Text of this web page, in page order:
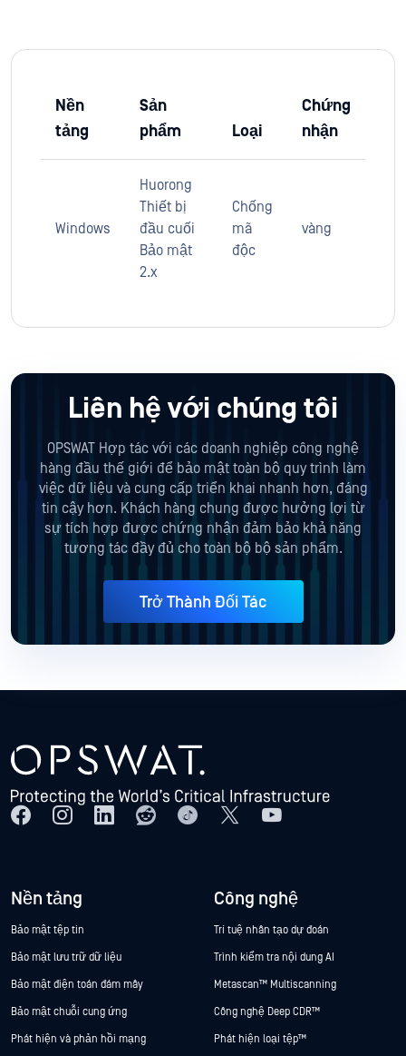
Nền
tảng
Sản
phẩm
Loại
Chứng
nhận
Windows
Huorong
Thiết bị
đầu cuối
Bảo mật
2.x
Chống
mã
độc
vàng
Liên hệ với chúng tôi
OPSWAT Hợp tác với các doanh nghiệp công nghệ
hàng đầu thế giới để bảo mật toàn bộ quy trình làm
việc dữ liệu và cung cấp triển khai nhanh hơn, đáng
tin cậy hơn. Khách hàng chung được hưởng lợi từ
sự tích hợp được chứng nhận đảm bảo khả năng
tương tác đầy đủ cho toàn bộ bộ sản phẩm.
Trở Thành Đối Tác
Nền tảng
Bảo mật tệp tin
Bảo mật lưu trữ dữ liệu
Bảo mật điện toán đám mây
Bảo mật chuỗi cung ứng
Phát hiện và phản hồi mạng
Công nghệ
Trí tuệ nhân tạo dự đoán
Trình kiểm tra nội dung AI
Metascan™ Multiscanning
Công nghệ Deep CDR™
Phát hiện loại tệp™